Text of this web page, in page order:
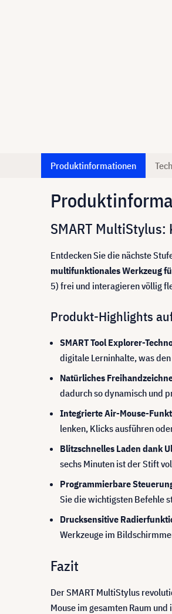
Produktinformationen
SMART
Entdecken Sie die nächste
multifunktionales Werkzeug
5) frei und interagieren völlig
Produkt-Highlights
SMART Tool Explorer-
digitale Lerninhalte, was
Natürliches
dadurch so dynamisch und
Integrierte Air-Mouse-
lenken, Klicks ausführen
Blitzschnelles Laden dank
sechs Minuten ist der Stift
Programmierbare
Sie die wichtigsten Befehle
Drucksensitive
Werkzeuge im
Fazit
Der SMART MultiStylus
Mouse im gesamten Raum